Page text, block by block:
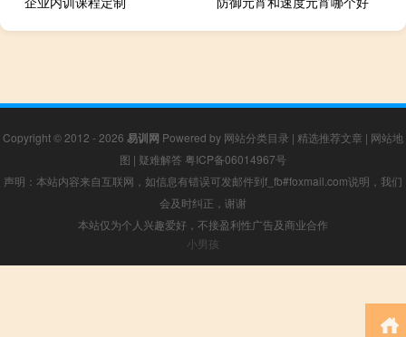
Copyright © 2012 - 2026 易训网 Powered by 网站分类目录 | 精选推荐文章 | 网站地
图 | 疑难解答 粤ICP备06014967号
声明：本站内容来自互联网，如信息有错误可发邮件到f_fb#foxmail.com说明，我们
会及时纠正，谢谢
本站仅为个人兴趣爱好，不接盈利性广告及商业合作
小男孩